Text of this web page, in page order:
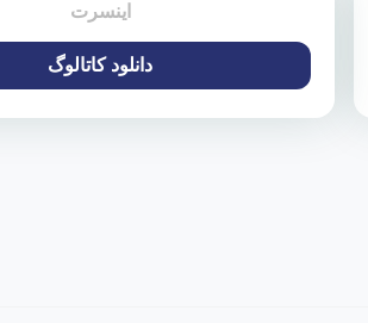
اینسرت
دانلود کاتالوگ